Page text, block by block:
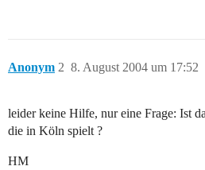
Anonym 8. August 2004 um 17:52
2
leider keine Hilfe, nur eine Frage: Ist
die in Köln spielt ?
HM